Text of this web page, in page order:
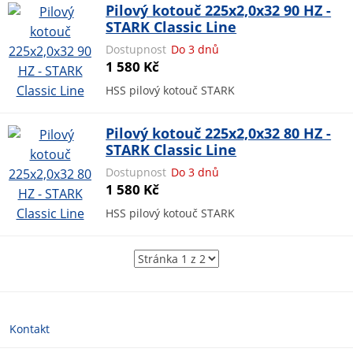
Pilový kotouč 225x2,0x32 90 HZ -
STARK Classic Line
Dostupnost Do 3 dnů
1 580 Kč
HSS pilový kotouč STARK
Pilový kotouč 225x2,0x32 80 HZ -
STARK Classic Line
Dostupnost Do 3 dnů
1 580 Kč
HSS pilový kotouč STARK
Kontakt